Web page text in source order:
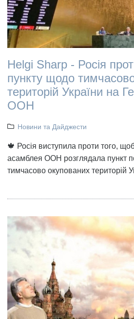
Helgi Sharp - Росія
пункту щодо
територій України на
ООН
Новини та Дайджести
🍁 Росія виступила проти того,
асамблея ООН розглядала пункт
тимчасово окупованих територій